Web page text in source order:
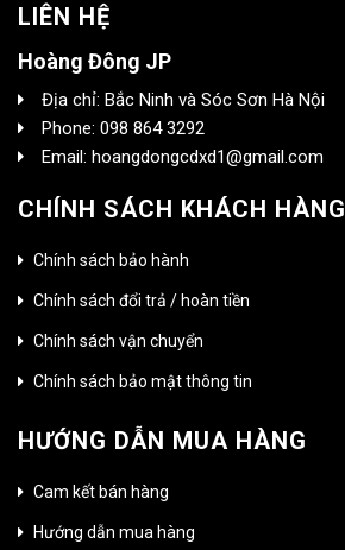
LIÊN HỆ
Hoàng Đông JP
Địa chỉ: Bắc Ninh và Sóc Sơn Hà Nội
Phone: 098 864 3292
Email: hoangdongcdxd1@gmail.com
CHÍNH SÁCH KHÁCH HÀNG
Chính sách bảo hành
Chính sách đổi trả / hoàn tiền
Chính sách vận chuyển
Chính sách bảo mật thông tin
HƯỚNG DẪN MUA HÀNG
Cam kết bán hàng
Hướng dẫn mua hàng